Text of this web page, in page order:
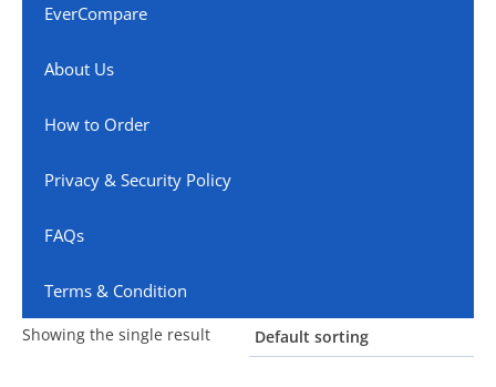
EverCompare
About Us
How to Order
Privacy & Security Policy
FAQs
Terms & Condition
Showing the single result